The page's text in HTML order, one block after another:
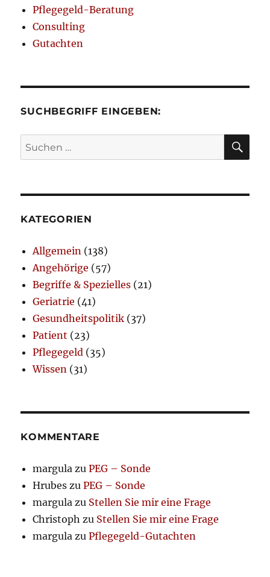
Pflegegeld-Beratung
Consulting
Gutachten
SUCHBEGRIFF EINGEBEN:
Suchen
nach:
KATEGORIEN
Allgemein (138)
Angehörige (57)
Begriffe & Spezielles (21)
Geriatrie (41)
Gesundheitspolitik (37)
Patient (23)
Pflegegeld (35)
Wissen (31)
KOMMENTARE
margula zuPEG – Sonde
Hrubes zuPEG – Sonde
margula zu Stellen Sie mir eine Frage
Christoph zu Stellen Sie mir eine Frage
margula zuPflegegeld-Gutachten